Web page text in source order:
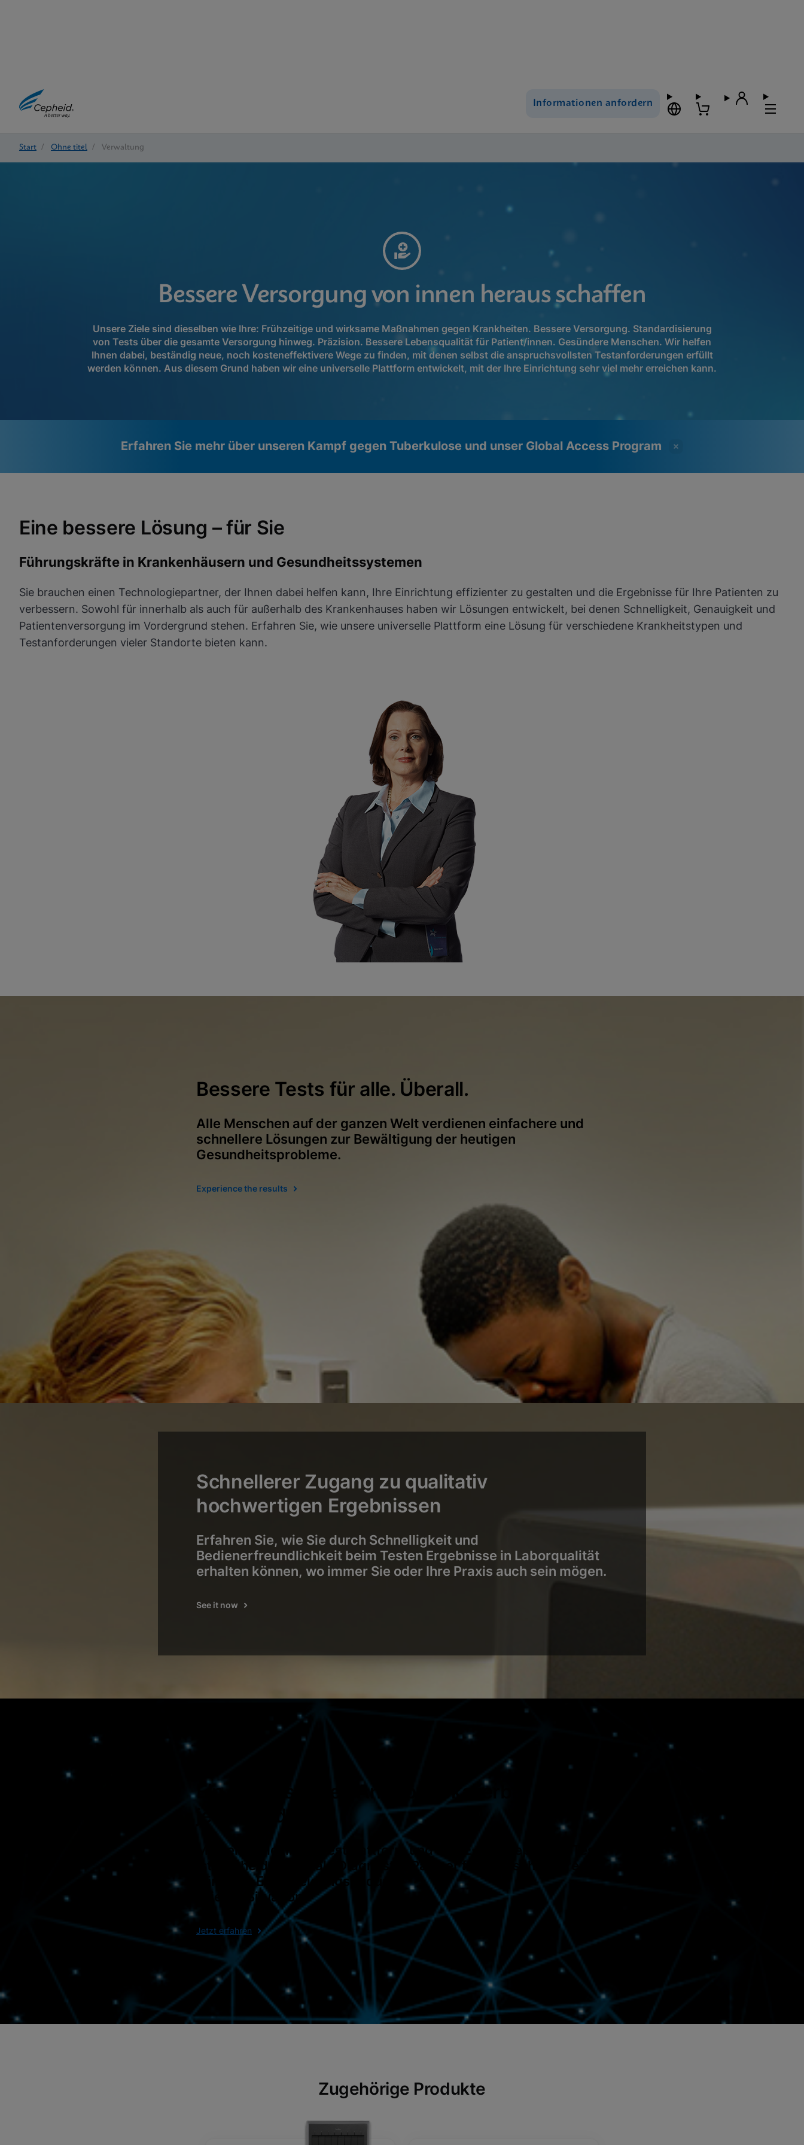
Informationen anfordern
Start / Ohne titel / Verwaltung
Bessere Versorgung von innen heraus schaffen
Unsere Ziele sind dieselben wie Ihre: Frühzeitige und wirksame Maßnahmen gegen Krankheiten. Bessere Versorgung. Standardisierung
von Tests über die gesamte Versorgung hinweg. Präzision. Bessere Lebensqualität für Patient/innen. Gesündere Menschen. Wir helfen
Ihnen dabei, beständig neue, noch kosteneffektivere Wege zu finden, mit denen selbst die anspruchsvollsten Testanforderungen erfüllt
werden können. Aus diesem Grund haben wir eine universelle Plattform entwickelt, mit der Ihre Einrichtung sehr viel mehr erreichen kann.
Erfahren Sie mehr über unseren Kampf gegen Tuberkulose und unser Global Access Program
Bitte beachten Sie:Das Aktivieren funktionaler Cookies
aktualisiert diese Einstellungen für alle Cookies
Datenschutzrichtlinie anzeigen
Funktionale Cookies aktivieren
Datenschutzrichtlinie anzeigen
Eine bessere Lösung – für Sie
Führungskräfte in Krankenhäusern und Gesundheitssystemen
Sie brauchen einen Technologiepartner, der Ihnen dabei helfen kann, Ihre Einrichtung effizienter zu gestalten und die Ergebnisse für Ihre Patienten zu
verbessern. Sowohl für innerhalb als auch für außerhalb des Krankenhauses haben wir Lösungen entwickelt, bei denen Schnelligkeit, Genauigkeit und
Patientenversorgung im Vordergrund stehen. Erfahren Sie, wie unsere universelle Plattform eine Lösung für verschiedene Krankheitstypen und
Testanforderungen vieler Standorte bieten kann.
Bessere Tests für alle. Überall.
Alle Menschen auf der ganzen Welt verdienen einfachere und
schnellere Lösungen zur Bewältigung der heutigen
Gesundheitsprobleme.
Experience the results
Schnellerer Zugang zu qualitativ
hochwertigen Ergebnissen
Erfahren Sie, wie Sie durch Schnelligkeit und
Bedienerfreundlichkeit beim Testen Ergebnisse in Laborqualität
erhalten können, wo immer Sie oder Ihre Praxis auch sein mögen.
See it now
Ein umfassendes Angebot Skalierbar für
jeden Bedarf.
Mit seiner flexiblen Testplattform und 31 CE-IVD-geprüften Tests
ist Cepheid der ideale Diagnostik-Partner für eine schnellere
klinische Entscheidungsfindung
in jeder Situation.
Jetzt erfahren
Zugehörige Produkte